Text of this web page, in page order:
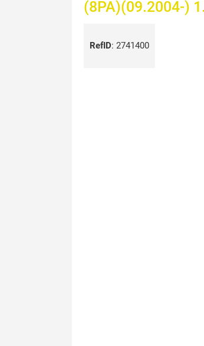
(8PA)(09.2004-)
RefID: 2741400